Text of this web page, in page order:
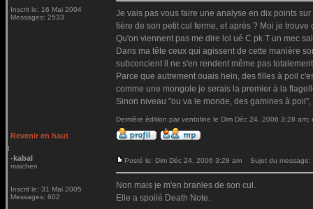
Inscrit le: 16 Mai 2004
Messages: 2533
Je vais pas vous faire une analyse en dix points
fière de son petit cul ferme, et après ? Moi je trouve
Qu'on viennent pas me dire lol ué C pk T un mec
Dans ma tête ceux qui agissent de cette manière
subconcient il ne s'en rendent même pas
Parce que autrement ouais hein, des filles à poil
comme une mongole je serais la premier à la
Sinon niveau "ou va le monde, des gamines à
Dernière édition par ventoline le Dim Déc 24, 2006 3:28 am;
Revenir en haut
-kabal
maichen
Inscrit le: 31 Mai 2005
Messages: 602
Posté le: Dim Déc 24, 2006 3:28 am Sujet du message:
Non mais je m'en branles de son cul.
Elle a spoilé Death Note.